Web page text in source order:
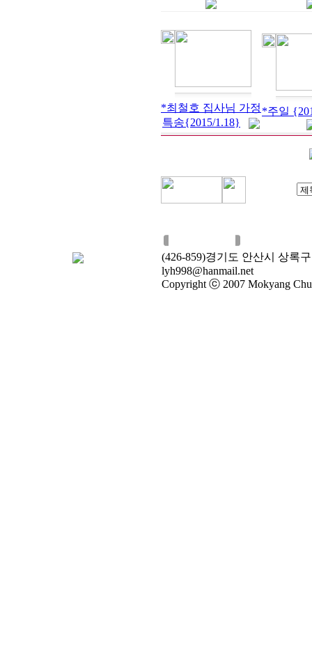
*최철호 집사님 가정
특송{2015/1.18}
*주일
(426-859)경기도 안산시 상록구
lyh998@hanmail.net
Copyright ⓒ 2007 Mokyang